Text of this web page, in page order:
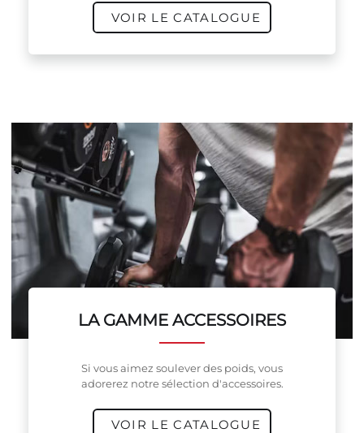
VOIR LE CATALOGUE
LA GAMME ACCESSOIRES
Si vous aimez soulever des poids, vous
adorerez notre sélection d'accessoires.
VOIR LE CATALOGUE